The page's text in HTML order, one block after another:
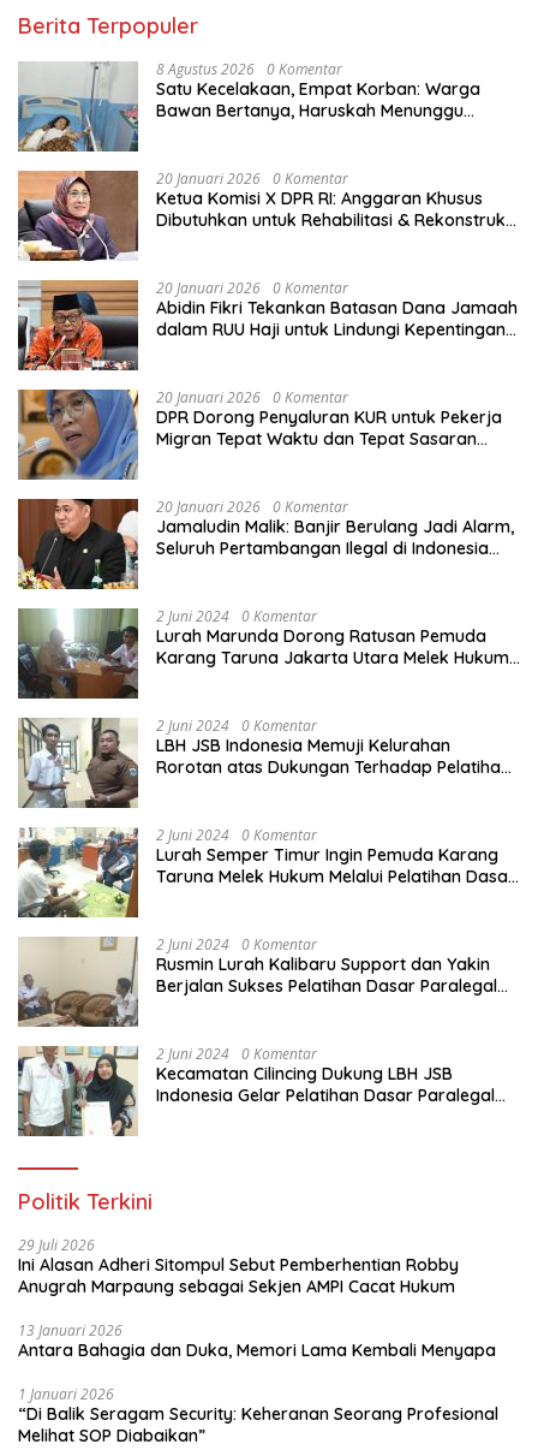
Berita Terpopuler
8 Agustus 2026 0 Komentar
Satu Kecelakaan, Empat Korban: Warga
Bawan Bertanya, Haruskah Menunggu
20 Januari 2026 0 Komentar
Ketua Komisi X DPR RI: Anggaran Khusus
Dibutuhkan untuk Rehabilitasi & Rekonstruksi
20 Januari 2026 0 Komentar
Abidin Fikri Tekankan Batasan Dana Jamaah
dalam RUU Haji untuk Lindungi Kepentingan
20 Januari 2026 0 Komentar
DPR Dorong Penyaluran KUR untuk Pekerja
Migran Tepat Waktu dan Tepat Sasaran
20 Januari 2026 0 Komentar
Jamaludin Malik: Banjir Berulang Jadi Alarm,
Seluruh Pertambangan Ilegal di Indonesia
2 Juni 2024 0 Komentar
Lurah Marunda Dorong Ratusan Pemuda
Karang Taruna Jakarta Utara Melek Hukum
2 Juni 2024 0 Komentar
LBH JSB Indonesia Memuji Kelurahan
Rorotan atas Dukungan Terhadap Pelatihan
2 Juni 2024 0 Komentar
Lurah Semper Timur Ingin Pemuda Karang
Taruna Melek Hukum Melalui Pelatihan Dasar
2 Juni 2024 0 Komentar
Rusmin Lurah Kalibaru Support dan Yakin
Berjalan Sukses Pelatihan Dasar Paralegal
2 Juni 2024 0 Komentar
Kecamatan Cilincing Dukung LBH JSB
Indonesia Gelar Pelatihan Dasar Paralegal
Politik Terkini
29 Juli 2026
Ini Alasan Adheri Sitompul Sebut Pemberhentian Robby
Anugrah Marpaung sebagai Sekjen AMPI Cacat Hukum
13 Januari 2026
Antara Bahagia dan Duka, Memori Lama Kembali Menyapa
1 Januari 2026
“Di Balik Seragam Security: Keheranan Seorang Profesional
Melihat SOP Diabaikan”